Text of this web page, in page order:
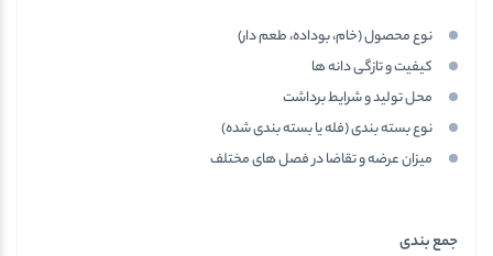
نوع محصول (خام، بوداده، طعم دار)
کیفیت و تازگی دانه ها
محل تولید و شرایط برداشت
نوع بسته بندی (فله یا بسته بندی شده)
میزان عرضه و تقاضا در فصل های مختلف
جمع بندی